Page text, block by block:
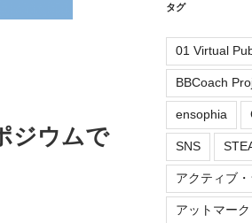
ジウムで
タグ
01 Virtual
BBCoach
ensophia
SNS
アクティブ
アットマー